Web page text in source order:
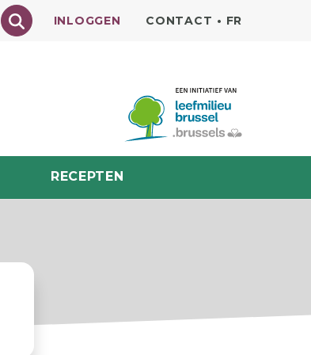
Texte à rechercher
INLOGGEN CONTACT • FR
RECEPTEN